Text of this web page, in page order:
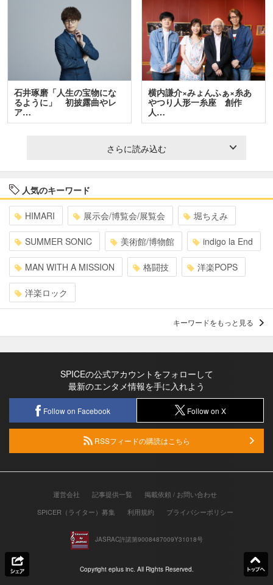
石井琢磨「人生の宝物にな
るように」 初披露曲やレ
ア…
横内謙介×みょんふぁ×糸あ
やつり人形一糸座 創作
人…
さらに読み込む
人気のキーワード
HIMARI 展示会/博覧会/展覧会 堀ちえみ
SUMMER SONIC 美術館/博物館 indigo la End
MAN WITH A MISSION 格闘技 洋楽POPS
洋楽ロック
キーワードをもっと見る
SPICEの公式アカウントをフォローして
最新のエンタメ情報を手に入れよう
Follow on Facebook Follow on X
RSSフィードの購読はこちら
運営会社 記事提供一覧
掲載依頼 / お問い合わせ
SPICER（ライター）募集
利用規約 プライバシーポリシー
JASRAC許諾第9008487009Y31018号
Copyright eplus inc. All Rights Reserved.